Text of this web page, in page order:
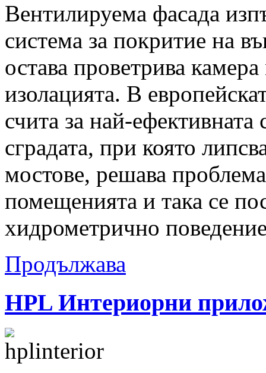
Вентилируема фасада
система за покритие на
остава проветрива
изолацията. В
счита за най-ефективната
сградата, при която
мостове, решава
помещенията и така се
хидрометрично
Продължава
HPL Интериорни